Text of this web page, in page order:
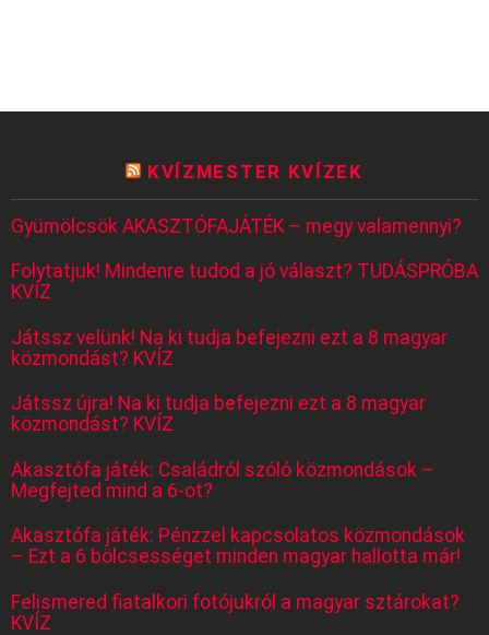
KVÍZMESTER KVÍZEK
Gyümölcsök AKASZTÓFAJÁTÉK – megy valamennyi?
Folytatjuk! Mindenre tudod a jó választ? TUDÁSPRÓBA
KVÍZ
Játssz velünk! Na ki tudja befejezni ezt a 8 magyar
közmondást? KVÍZ
Játssz újra! Na ki tudja befejezni ezt a 8 magyar
közmondást? KVÍZ
Akasztófa játék: Családról szóló közmondások –
Megfejted mind a 6-ot?
Akasztófa játék: Pénzzel kapcsolatos közmondások
– Ezt a 6 bölcsességet minden magyar hallotta már!
Felismered fiatalkori fotójukról a magyar sztárokat?
KVÍZ